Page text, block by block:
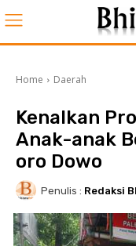
Home Daerah
Kenalkan
Anak-anak
oro Dowo
Penulis : Redaksi